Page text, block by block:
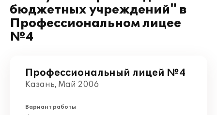
бюджетных учреждений" в
Профессиональном лицее
№4
Профессиональный лицей №4
Казань, Май 2006
Вариант работы